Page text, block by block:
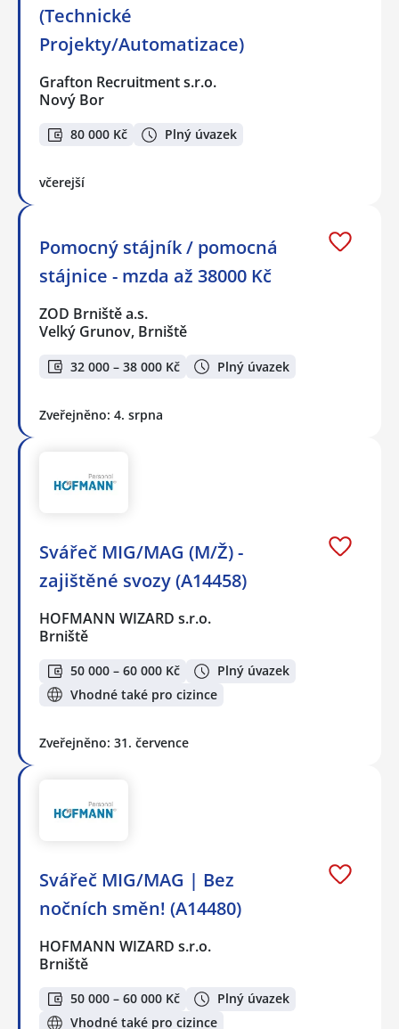
(Technické
Projekty/Automatizace)
Grafton Recruitment s.r.o.
Nový Bor
80 000 Kč Plný úvazek
včerejší
Pomocný stájník / pomocná
stájnice - mzda až 38000 Kč
ZOD Brniště a.s.
Velký Grunov, Brniště
32 000 – 38 000 Kč Plný úvazek
Zveřejněno: 4. srpna
Svářeč MIG/MAG (M/Ž) -
zajištěné svozy (A14458)
HOFMANN WIZARD s.r.o.
Brniště
50 000 – 60 000 Kč
Plný úvazek
Vhodné také pro cizince
Zveřejněno: 31. července
Svářeč MIG/MAG | Bez
nočních směn! (A14480)
HOFMANN WIZARD s.r.o.
Brniště
50 000 – 60 000 Kč
Plný úvazek
Vhodné také pro cizince